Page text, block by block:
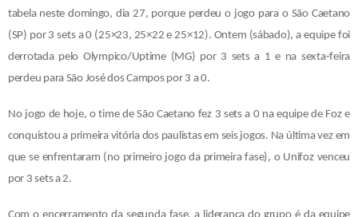
tabela neste domingo, dia 27, porque perdeu o jogo para o São Caetano
(SP) por 3 sets a 0 (25×23, 25×22 e 25×12). Ontem (sábado), a equipe foi
derrotada pelo Olympico/Uptime (MG) por 3 sets a 1 e na sexta-feira
perdeu para São José dos Campos por 3 a 0.
No jogo de hoje, o time de São Caetano fez 3 sets a 0 na equipe de Foz e
conquistou a primeira vitória dos paulistas em seis jogos. Na última vez em
que se enfrentaram (no primeiro jogo da primeira fase), o Unifoz venceu
por 3 sets a 2.